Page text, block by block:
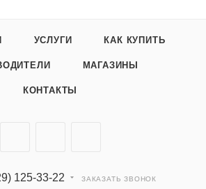
УСЛУГИ КАК КУПИТЬ
МАГАЗИНЫ
КОНТАКТЫ
125-33-22 ЗАКАЗАТЬ ЗВОНОК